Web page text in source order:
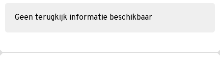
Geen terugkijk informatie beschikbaar